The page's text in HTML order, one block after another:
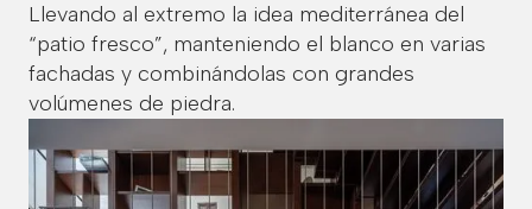
Llevando al extremo la idea mediterránea del
“patio fresco”, manteniendo el blanco en varias
fachadas y combinándolas con grandes
volúmenes de piedra.